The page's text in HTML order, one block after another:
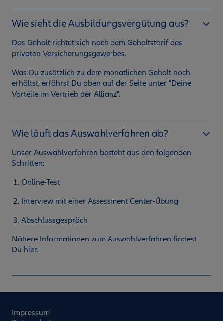
Wie sieht die Ausbildungsvergütung aus?
Das Gehalt richtet sich nach dem Gehaltstarif des
privaten Versicherungsgewerbes.
Was Du zusätzlich zu dem monatlichen Gehalt noch
erhältst, erfährst Du oben auf der Seite unter "Deine
Vorteile im Vertrieb der Allianz".
Wie läuft das Auswahlverfahren ab?
Unser Auswahlverfahren besteht aus den folgenden
Schritten:
Online-Test
Interview mit einer Assessment Center-Übung
Abschlussgespräch
Nähere Informationen zum Auswahlverfahren findest
Du hier.
Impressum